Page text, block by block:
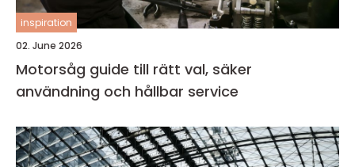
inspiration
02. June 2026
Motorsåg guide till rätt val, säker
användning och hållbar service